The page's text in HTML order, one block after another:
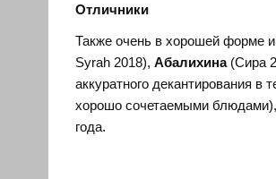
Отличники
Также очень в хорошей форме
Syrah 2018),Абалихина (Сира
аккуратного декантирования
хорошо сочетаемыми
года.